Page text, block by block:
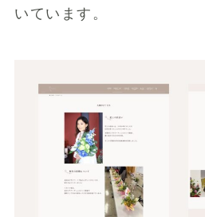
いています。